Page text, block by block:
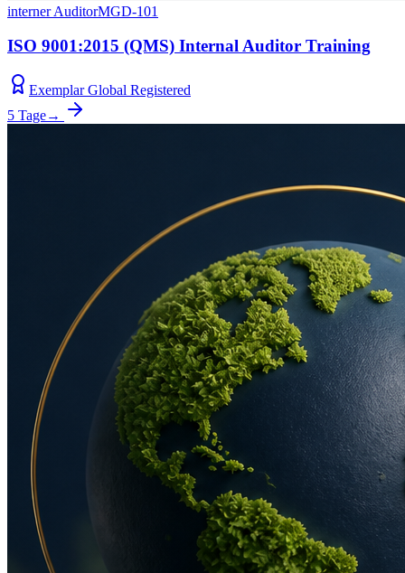
interner AuditorMGD-101
ISO 9001:2015 (QMS) Internal Auditor Training
Exemplar Global Registered
5 Tage→